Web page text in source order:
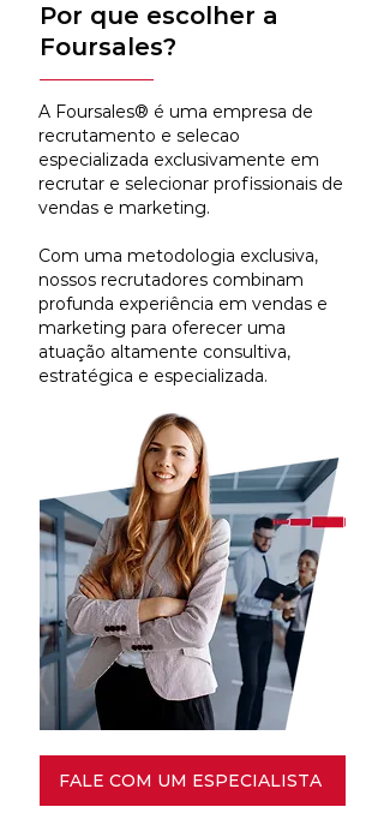
Por que escolher a
Foursales?
A Foursales® é uma empresa de
recrutamento e selecao
especializada exclusivamente em
recrutar e selecionar profissionais de
vendas e marketing.
Com uma metodologia exclusiva,
nossos recrutadores combinam
profunda experiência em vendas e
marketing para oferecer uma
atuação altamente consultiva,
estratégica e especializada.
FALE COM UM ESPECIALISTA